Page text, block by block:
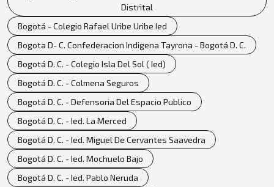
Distrital
Bogotá - Colegio Rafael Uribe Uribe Ied
Bogota D- C. Confederacion Indigena Tayrona - Bogotá D. C.
Bogotá D. C. - Colegio Isla Del Sol ( Ied)
Bogotá D. C. - Colmena Seguros
Bogotá D. C. - Defensoria Del Espacio Publico
Bogotá D. C. - Ied. La Merced
Bogotá D. C. - Ied. Miguel De Cervantes Saavedra
Bogotá D. C. - Ied. Mochuelo Bajo
Bogotá D. C. - Ied. Pablo Neruda